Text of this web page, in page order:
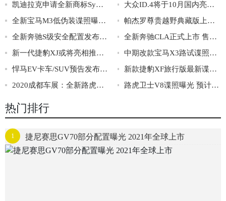
凯迪拉克申请全新商标Symboliq 或为全新纯电动车
大众ID.4将于10月国内亮相 国内首款MEB平台车型
全新宝马M3低伪装谍照曝光 或搭载3.0T动力
帕杰罗尊贵越野典藏版上市 售价38.98万元
全新奔驰S级安全配置发布 配后排正面安全气囊
全新奔驰CLA正式上市 售价29.98-38.18万
新一代捷豹XJ或将亮相推迟 或三季度发布
中期改款宝马X3路试谍照曝光 前脸和尾部调整
悍马EV卡车/SUV预告发布 将秋天首发亮相
新款捷豹XF旅行版最新谍照曝光 配运动版套件
2020成都车展：全新路虎卫士正式上市
路虎卫士V8谍照曝光 预计最快2021年底亮相
热门排行
1 捷尼赛思GV70部分配置曝光 2021年全球上市